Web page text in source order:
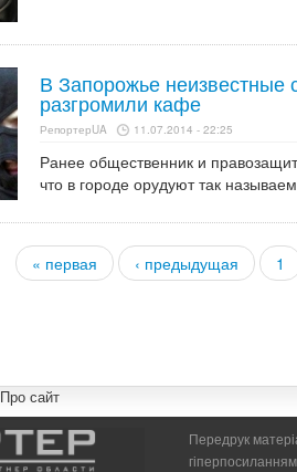
В Запорожье неизвестные
разгромили кафе
РепортерUA 11.07.2014 - 22:25
Ранее общественник и
что в городе орудуют так
« первая ‹ предыдущая 1
Про сайт
Передрук